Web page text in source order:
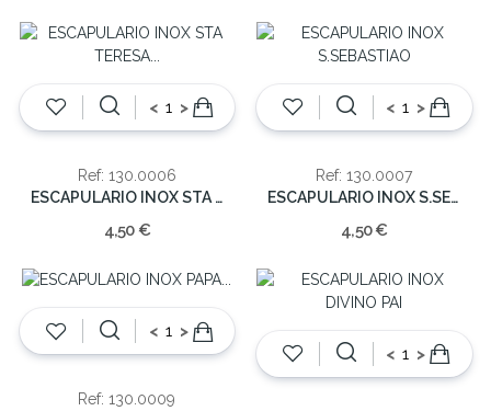
< >
Ref: 130.0006
ESCAPULARIO INOX STA TERESA CALCUTA
4,50 €
< >
Ref: 130.0007
ESCAPULARIO INOX S.SEBASTIAO
4,50 €
< >
Ref: 130.0009
< >